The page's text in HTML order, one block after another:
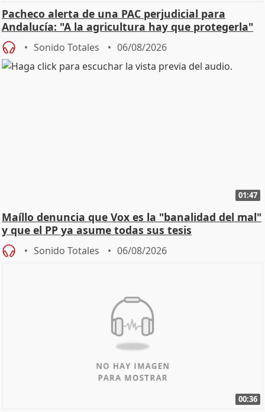
Pacheco alerta de una PAC perjudicial para
Andalucía: "A la agricultura hay que protegerla"
Sonido Totales 06/08/2026
01:47
Maíllo denuncia que Vox es la "banalidad del mal"
y que el PP ya asume todas sus tesis
Sonido Totales 06/08/2026
00:36